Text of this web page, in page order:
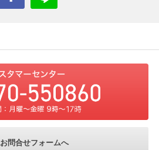
お問合せフォームへ